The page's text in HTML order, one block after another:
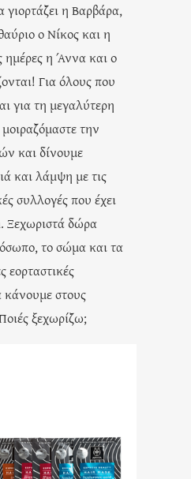
γιορτάζει η Βαρβάρα,
ο Νίκος και η
ημέρες η Άννα και ο
Για όλους που
για τη μεγαλύτερη
την
και δίνουμε
και λάμψη με τις
συλλογές που έχει
Ξεχωριστά δώρα
το σώμα και τα
εορταστικές
κάνουμε στους
ξεχωρίζω;